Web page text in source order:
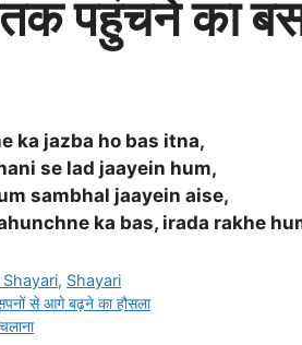
पहुंचने का
ka jazba ho bas itna,
se lad jaayein hum,
sambhal jaayein aise,
ka bas, irada rakhe
, Shayari
से आगे बढ़ने का हौसला